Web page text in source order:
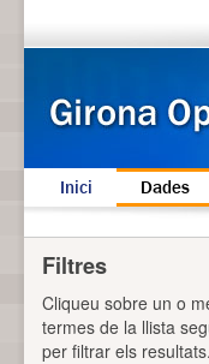
Inici Dades
Filtres
Cliqueu sobre un o
termes de la llista
per filtrar els resultats.